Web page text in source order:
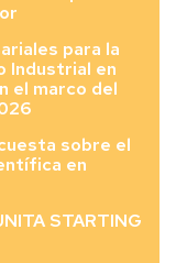
para la
Industrial en
el marco del
sobre el
en
STARTING